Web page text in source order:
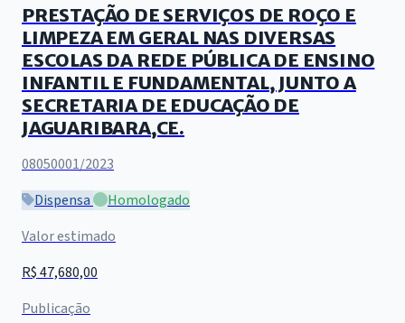
PRESTAÇÃO DE SERVIÇOS DE ROÇO E
LIMPEZA EM GERAL NAS DIVERSAS
ESCOLAS DA REDE PÚBLICA DE ENSINO
INFANTIL E FUNDAMENTAL, JUNTO A
SECRETARIA DE EDUCAÇÃO DE
JAGUARIBARA,CE.
08050001/2023
Dispensa
Homologado
Valor estimado
R$ 47,680,00
Publicação